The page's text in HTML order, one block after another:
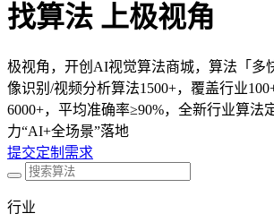
找算法 上极视角
极视角，开创AI视觉算法商城，算法「多
像识别/视频分析算法1500+，覆盖行业
6000+，平均准确率≥90%，全新行业算法
力“AI+全场景”落地
提交定制需求
行业